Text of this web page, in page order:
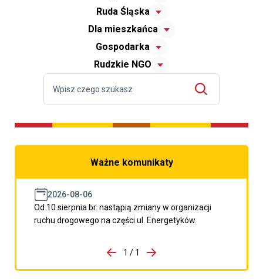
Ruda Śląska
Dla mieszkańca
Gospodarka
Rudzkie NGO
Ważne komunikaty
2026-08-06
Od 10 sierpnia br. nastąpią zmiany w organizacji
ruchu drogowego na części ul. Energetyków.
porzpedniego komunikatu
1 / 1
Przejdź do następnego